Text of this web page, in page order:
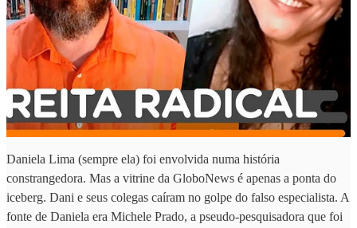
Daniela Lima (sempre ela) foi envolvida numa história
constrangedora. Mas a vitrine da GloboNews é apenas a ponta do
iceberg. Dani e seus colegas caíram no golpe do falso especialista. A
fonte de Daniela era Michele Prado, a pseudo-pesquisadora que foi